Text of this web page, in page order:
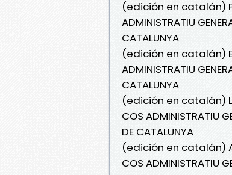
(edición en catalán)
ADMINISTRATIU
CATALUNYA
(edición en catalán)
ADMINISTRATIU
CATALUNYA
(edición en catalán)
COS ADMINISTRATIU
DE CATALUNYA
(edición en catalán)
COS ADMINISTRATIU